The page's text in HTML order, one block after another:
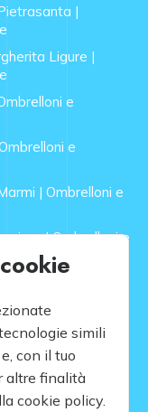
|
Ligure |
e
e
| Ombrelloni e
| Ombrelloni e
e
simili
con il tuo
altre finalità
cookie policy.